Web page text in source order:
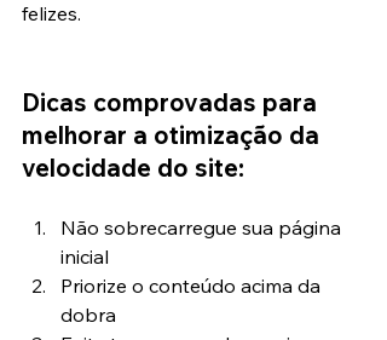
felizes.
Dicas comprovadas para
melhorar a otimização da
velocidade do site:
Não sobrecarregue sua página
inicial
Priorize o conteúdo acima da
dobra